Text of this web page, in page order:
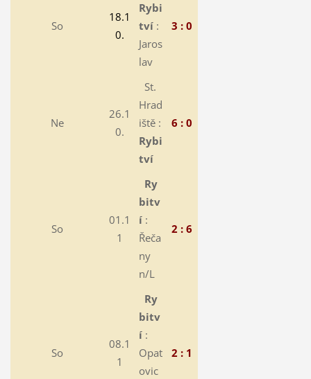
So
18.1
0.
Rybi
tví:
Jaros
lav
3 : 0
Ne
26.1
0.
St.
Hrad
iště :
Rybi
tví
6 : 0
So
01.1
1
Ry
bitv
í:
Řeča
ny
n/L
2 : 6
So
08.1
1
Ry
bitv
í:
Opat
ovic
2 : 1